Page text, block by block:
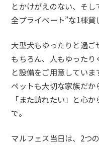
とかけがえのない、そ
全プライベート”な1棟貸
大型犬もゆったりと過ご
もちろん、人もゆった
と設備をご用意していま
ペットも大切な家族だか
「また訪れたい」と心
で。
マルフェス当日は、2つ